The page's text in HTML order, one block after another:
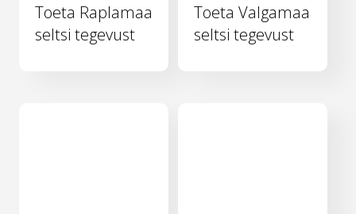
Toeta Raplamaa
seltsi tegevust
Toeta Valgamaa
seltsi tegevust